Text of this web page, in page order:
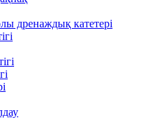
дренаждық катетері